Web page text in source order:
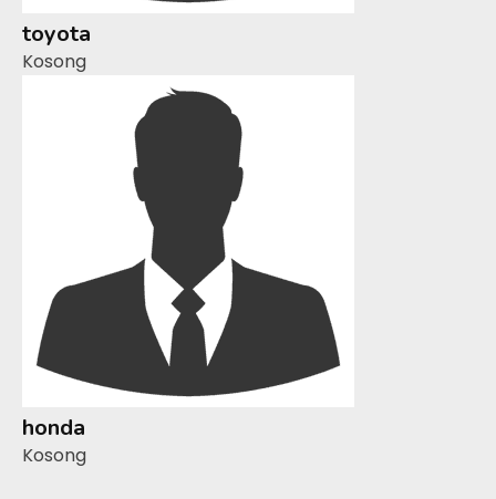
toyota
Kosong
honda
Kosong